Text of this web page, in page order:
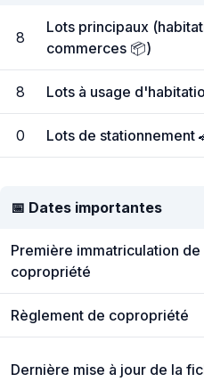
8
Lots principaux
commerces 📦)
8 Lots à usage
0 Lots de stationnement
📅 Dates importantes
Première immatriculation de
copropriété
Règlement de copropriété
Dernière mise à jour de la